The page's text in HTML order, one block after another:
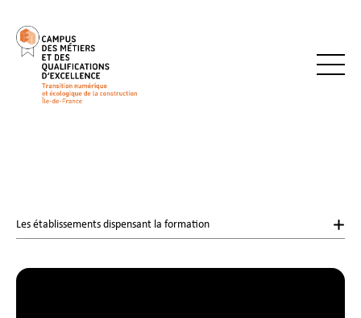
Les établissements dispensant la formation